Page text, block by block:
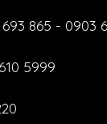
865 - 0903
5999